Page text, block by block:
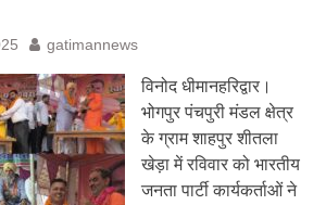
gatimannews
विनोद धीमानहरिद्वार।
भोगपुर पंचपुरी मंडल क्षेत्र
के ग्राम शाहपुर शीतला
खेड़ा में रविवार को भारतीय
जनता पार्टी कार्यकर्ताओं ने